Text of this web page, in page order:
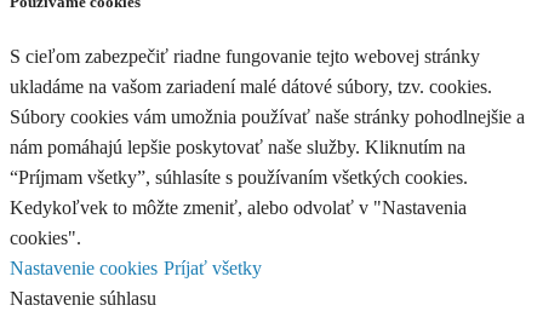
S cieľom zabezpečiť riadne fungovanie tejto webovej stránky
ukladáme na vašom zariadení malé dátové súbory, tzv. cookies.
Súbory cookies vám umožnia používať naše stránky pohodlnejšie a
nám pomáhajú lepšie poskytovať naše služby. Kliknutím na
“Príjmam všetky”, súhlasíte s používaním všetkých cookies.
Kedykoľvek to môžte zmeniť, alebo odvolať v "Nastavenia
cookies".
Nastavenie cookies Príjať všetky
Nastavenie súhlasu